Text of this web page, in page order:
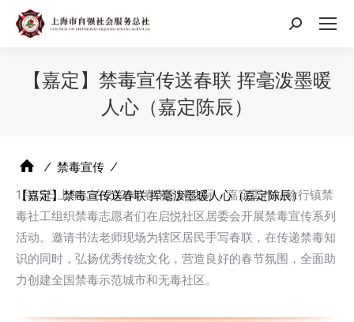
搜
【嘉定】禁毒宣传送春联 挥毫泼墨暖
人心（嘉定陈辰）
⁄ 禁毒宣传 ⁄
【嘉定】禁毒宣传送春联 挥毫泼墨暖人心（嘉定陈辰）
1月15日上午，在2021年春节到来之际，嘉定工作站徐行镇禁
毒社工组织禁毒志愿者们在启悦社区居委会开展禁毒宣传系列
活动。邀请书法老师现场为辖区居民手写春联，在传递禁毒知
识的同时，弘扬优秀传统文化，营造良好的春节氛围，全面助
力创建全国禁毒示范城市和无毒社区。